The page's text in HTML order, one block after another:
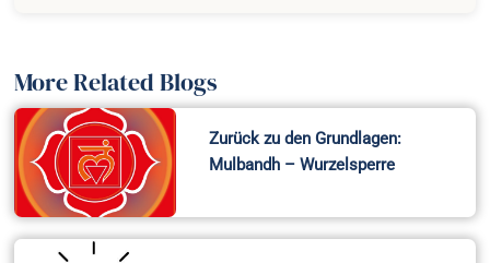
More Related Blogs
Zurück zu den Grundlagen:
Mulbandh – Wurzelsperre